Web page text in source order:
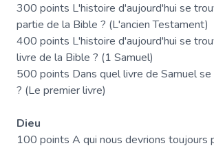
300 points L'histoire d'aujourd'hui se
partie de la Bible ? (L'ancien Testament)
400 points L'histoire d'aujourd'hui se
livre de la Bible ? (1 Samuel)
500 points Dans quel livre de Samuel
? (Le premier livre)
Dieu
100 points A qui nous devrions toujours